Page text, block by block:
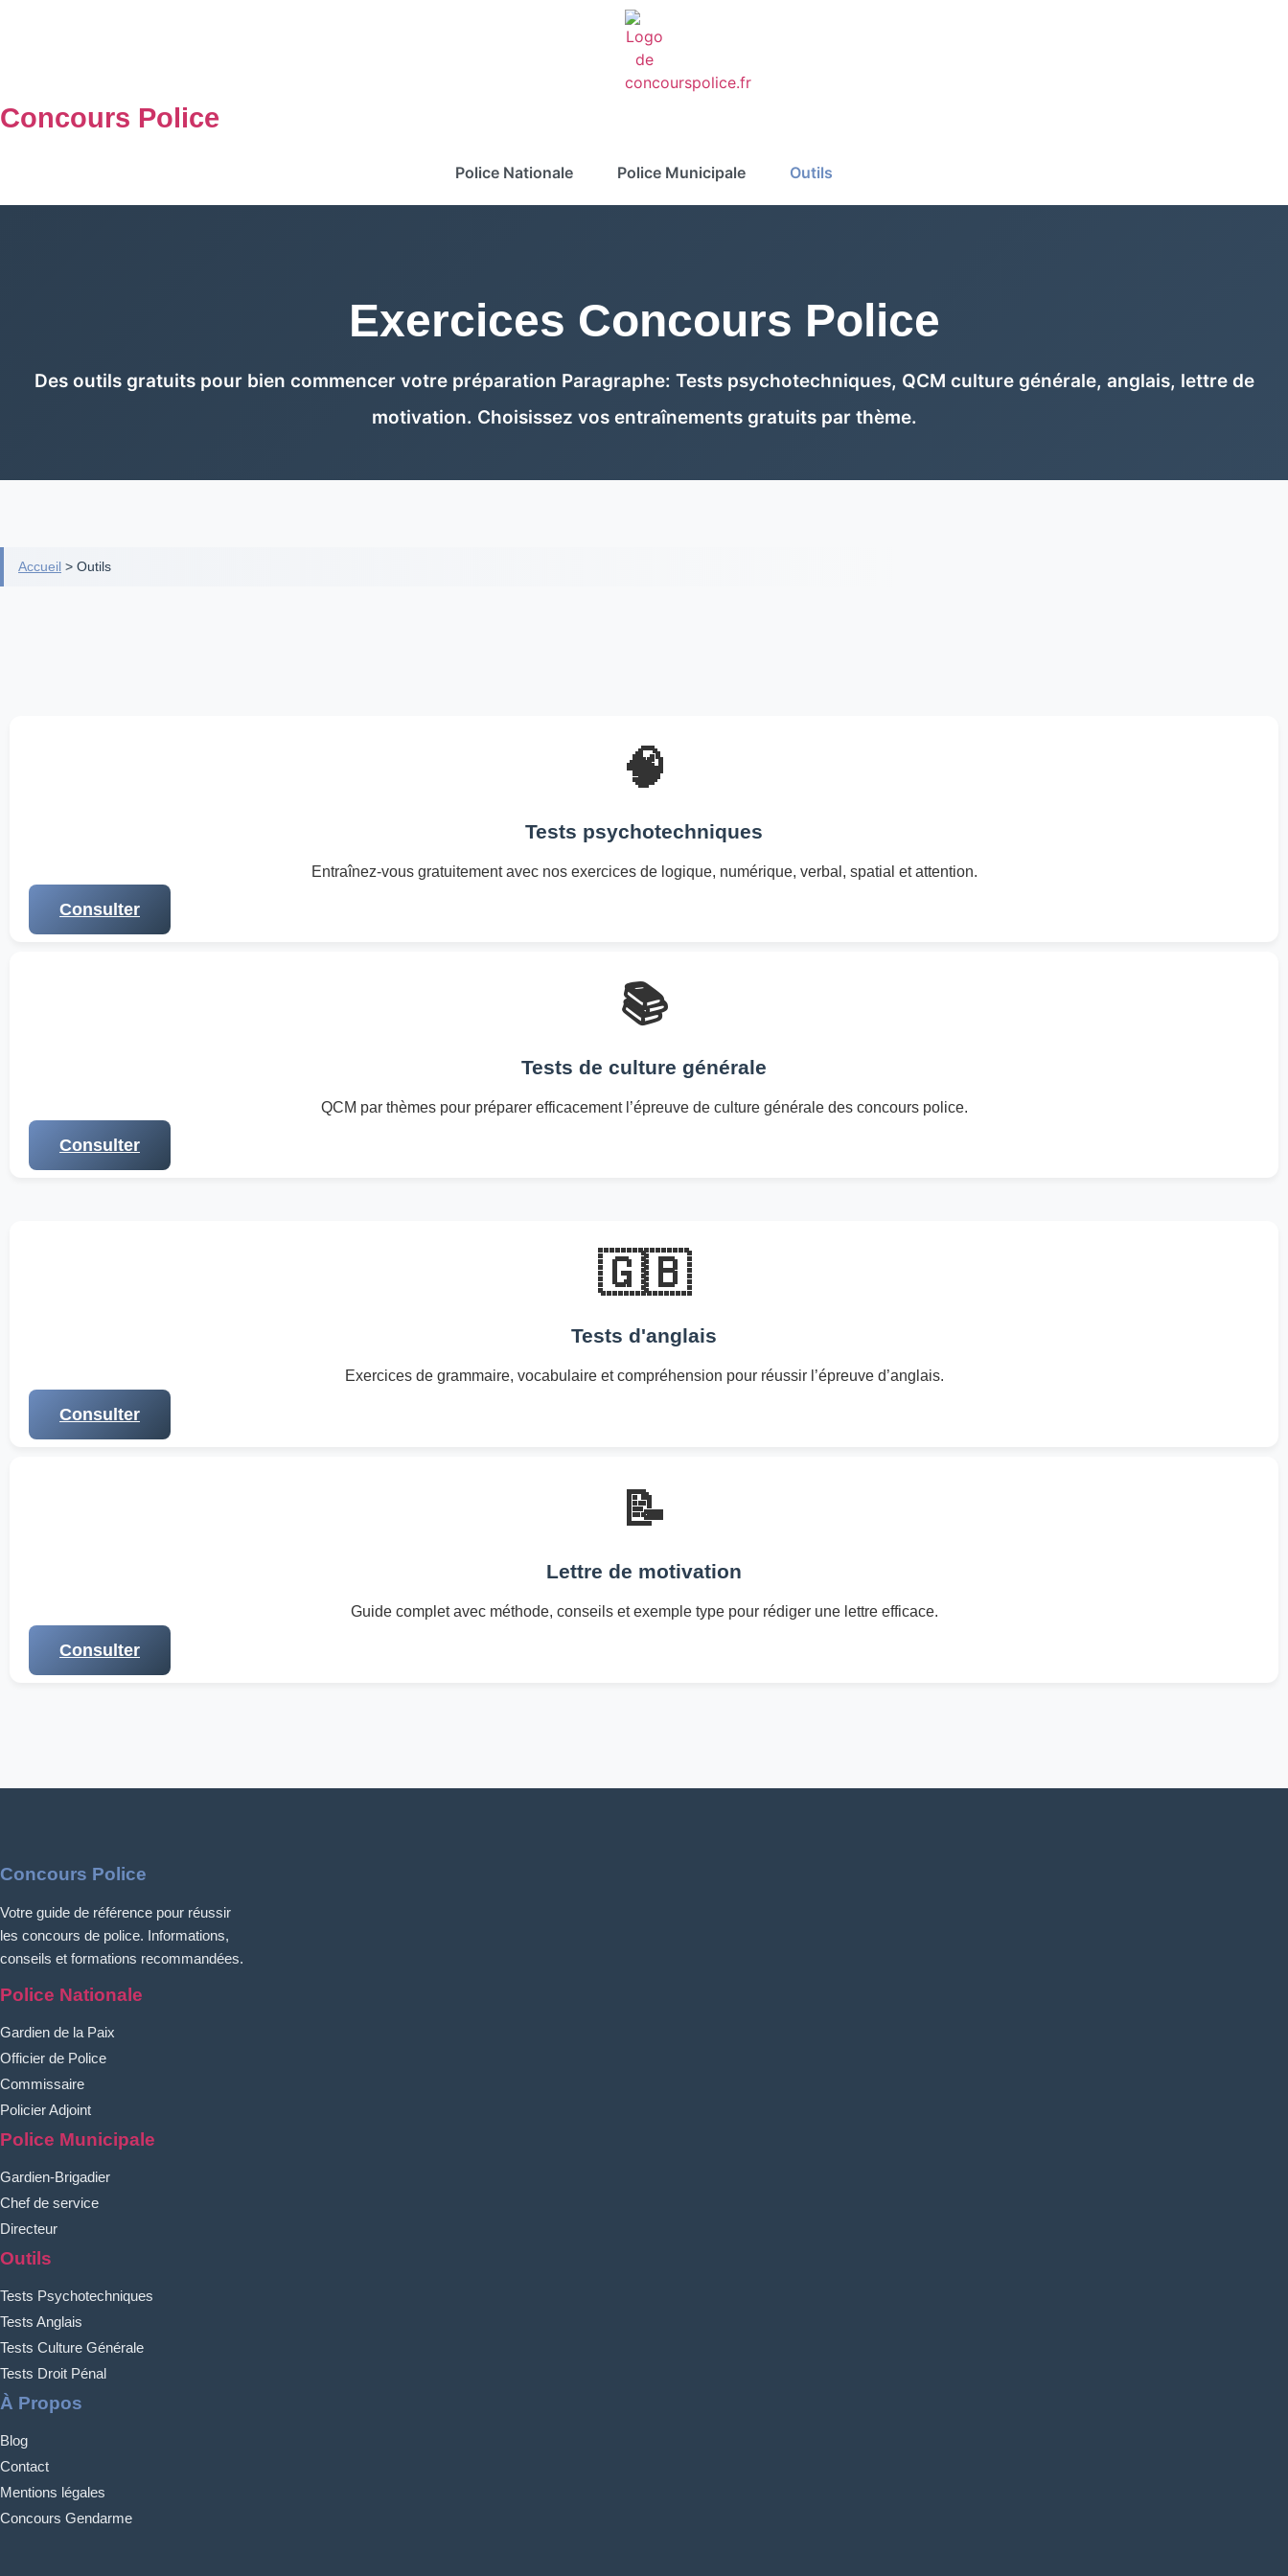
Concours Police
Police Nationale Police Municipale Outils
Exercices Concours Police
Des outils gratuits pour bien commencer votre préparation Paragraphe: Tests psychotechniques, QCM culture générale, anglais, lettre de
motivation. Choisissez vos entraînements gratuits par thème.
Accueil > Outils
🧠
Tests psychotechniques
Entraînez-vous gratuitement avec nos exercices de logique, numérique, verbal, spatial et attention.
Consulter
📚
Tests de culture générale
QCM par thèmes pour préparer efficacement l’épreuve de culture générale des concours police.
Consulter
🇬🇧
Tests d'anglais
Exercices de grammaire, vocabulaire et compréhension pour réussir l’épreuve d’anglais.
Consulter
📝
Lettre de motivation
Guide complet avec méthode, conseils et exemple type pour rédiger une lettre efficace.
Consulter
Concours Police
Votre guide de référence pour réussir
les concours de police. Informations,
conseils et formations recommandées.
Police Nationale
Gardien de la Paix
Officier de Police
Commissaire
Policier Adjoint
Police Municipale
Gardien-Brigadier
Chef de service
Directeur
Outils
Tests Psychotechniques
Tests Anglais
Tests Culture Générale
Tests Droit Pénal
À Propos
Blog
Contact
Mentions légales
Concours Gendarme